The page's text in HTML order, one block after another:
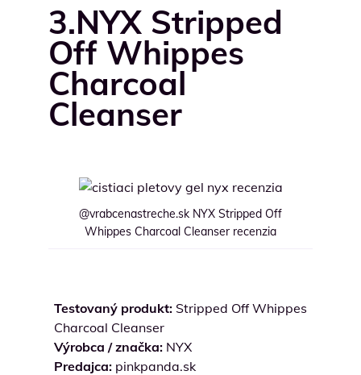
3.NYX Stripped
Off Whippes
Charcoal
Cleanser
@vrabcenastreche.sk NYX Stripped Off
Whippes Charcoal Cleanser recenzia
Testovaný produkt:Stripped Off Whippes
Charcoal Cleanser
Výrobca / značka:NYX
Predajca:pinkpanda.sk